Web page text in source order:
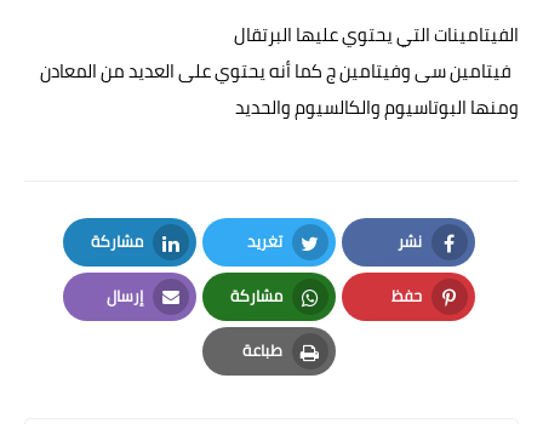
الفيتامينات التي يحتوي عليها البرتقال
فيتامين سى وفيتامين ج كما أنه يحتوي على العديد من المعادن
ومنها البوتاسيوم والكالسيوم والحديد
نشر
Facebook
تغريد
Twitter
مشاركة
LinkedIn
حفظ
Pinterest
مشاركة
Whatsapp
إرسال
Email
طباعة
Print